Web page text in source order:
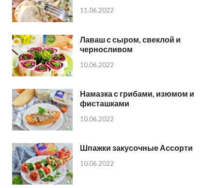
11.06.2022
Лаваш с сыром, свеклой и
черносливом
10.06.2022
Намазка с грибами, изюмом и
фисташками
10.06.2022
Шпажки закусочные Ассорти
10.06.2022